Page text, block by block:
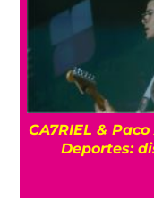
CA7RIEL &
Deportes: